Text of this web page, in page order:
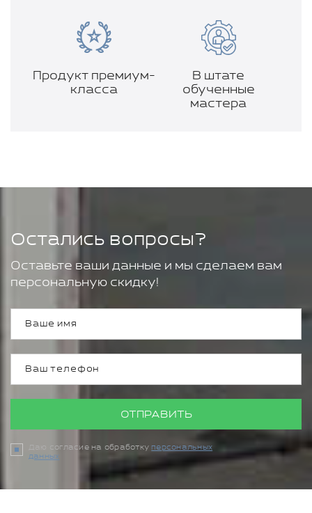
Продукт премиум-
класса
В штате
обученные
мастера
Остались вопросы?
Оставьте ваши данные и мы сделаем вам
персональную скидку!
ОТПРАВИТЬ
Даю согласие на обработку персональных
данных